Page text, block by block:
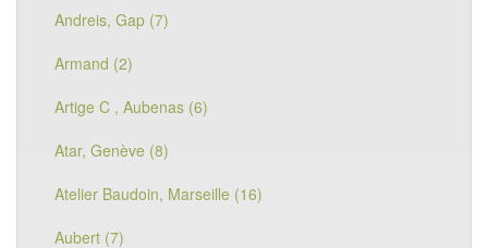
Andreis, Gap (7)
Armand (2)
Artige C , Aubenas (6)
Atar, Genève (8)
Atelier Baudoin, Marseille (16)
Aubert (7)